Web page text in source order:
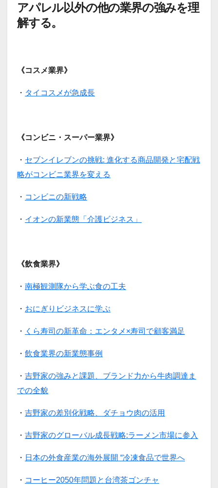
アパレル以外の他の業界の強みを理
解する。
《コスメ業界》
・ タイコスメが急成長
《コンビニ・スーパー業界》
・ セブンイレブンの挑戦: 進化する商品開発と宅配戦
略がコンビニ業界を変える
・ コンビニの新戦略
・ イオンの新業態「介護ビジネス」
《飲食業界》
・ 南極観測隊から学ぶ食の工夫
・ おにぎりビジネスに学ぶ
・ くら寿司の新革命：エンタメ×寿司で顧客満足
・ 飲食業界の新業態事例
・ 吉野家の強みと課題、ブランド力から牛肉調達ま
での全貌
・ 吉野家の差別化戦略、ダチョウ肉の活用
・ 吉野家のグローバル成長戦略:ラーメン市場に参入
・ 日本の外食産業の海外展開 “冷凍食品で世界へ
・ コーヒー2050年問題と台湾茶ゴンチャ